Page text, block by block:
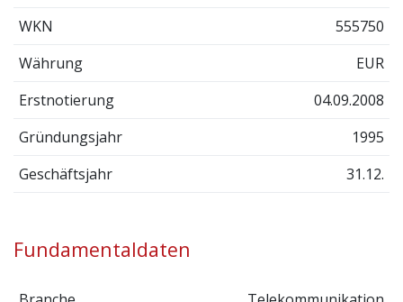
WKN
555750
Währung
EUR
Erstnotierung
04.09.2008
Gründungsjahr
1995
Geschäftsjahr
31.12.
Fundamentaldaten